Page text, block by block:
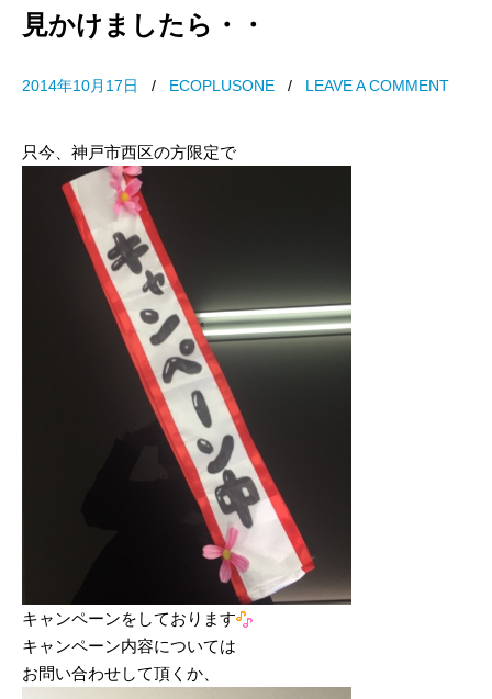
見かけましたら・・
2014年10月17日 / ECOPLUSONE / LEAVE A COMMENT
只今、神戸市西区の方限定で
キャンペーンをしております
キャンペーン内容については
お問い合わせして頂くか、